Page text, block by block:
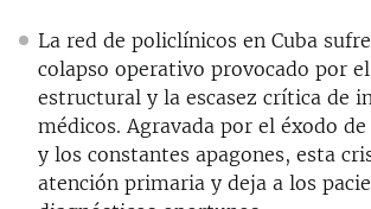
DESINFORMACIÓN RUSA EN AMÉRICA
LA INVASIÓN DE RUSIA A UCRANIA
La red de policlínicos en Cuba
colapso operativo provocado por
estructural y la escasez crítica de
médicos. Agravada por el éxodo
y los constantes apagones, esta
atención primaria y deja a los